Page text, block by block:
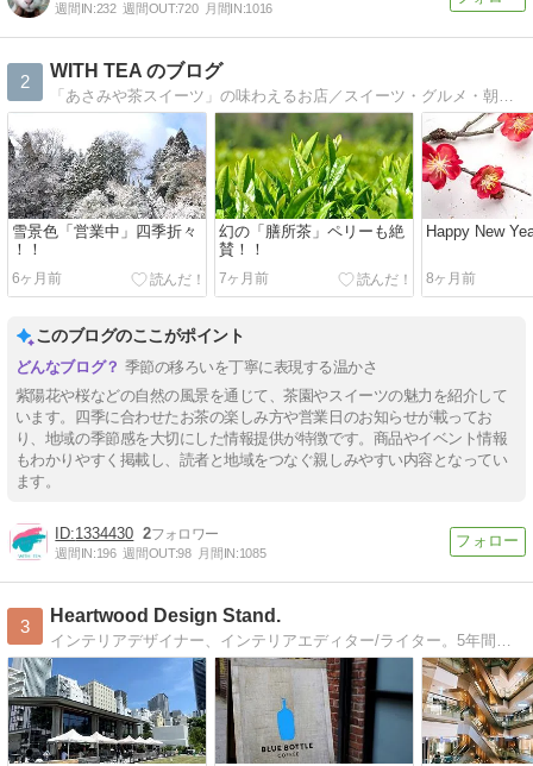
週間IN:232 週間OUT:720 月間IN:1016
2
WITH TEA のブログ
「あさみや茶スイーツ」の味わえるお店／スイーツ・グルメ・朝宮茶・信楽焼の事などを書いています！見ていって下さいね！！
雪景色「営業中」四季折々
！！
6ヶ月前
幻の「膳所茶」ペリーも絶
賛！！
7ヶ月前
Happy New
8ヶ月前
このブログのここがポイント
季節の移ろいを丁寧に表現する温かさ
紫陽花や桜などの自然の風景を通じて、茶園やスイーツの魅力を紹介して
います。四季に合わせたお茶の楽しみ方や営業日のお知らせが載ってお
り、地域の季節感を大切にした情報提供が特徴です。商品やイベント情報
もわかりやすく掲載し、読者と地域をつなぐ親しみやすい内容となってい
ます。
1334430 2
週間IN:196 週間OUT:98 月間IN:1085
3
Heartwood Design Stand.
インテリアデザイナー、インテリアエディター/ライター。5年間のアメリカ生活を経て、日本に舞い戻ってまいりました：）海外旅行、建築・インテリア、海外ドラマ、cafe巡りetc. 好きなものたちを写真とともにbloggingします♪